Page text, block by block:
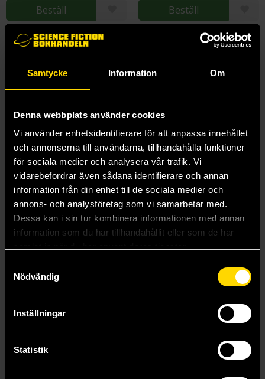
Samtycke Information Om
Denna webbplats använder cookies
Vi använder enhetsidentifierare för att anpassa innehållet
och annonserna till användarna, tillhandahålla funktioner
för sociala medier och analysera vår trafik. Vi
vidarebefordrar även sådana identifierare och annan
information från din enhet till de sociala medier och
annons- och analysföretag som vi samarbetar med.
Dessa kan i sin tur kombinera informationen med annan
information som du har tillhandahållit eller som de har
Nödvändig
Inställningar
Statistik
Beställ Beställ
Topp 10 - Seoul